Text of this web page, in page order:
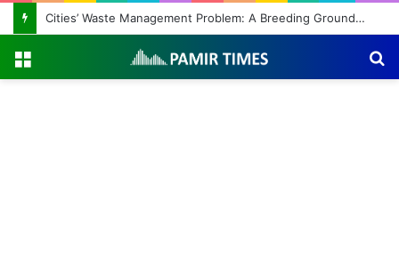
Cities’ Waste Management Problem: A Breeding Ground for Stray Dogs and Floods